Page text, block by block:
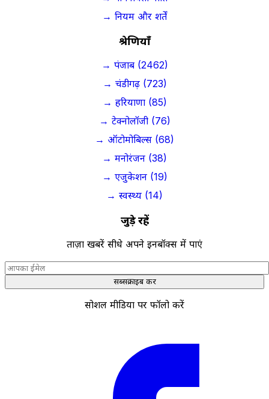
→ नियम और शर्तें
श्रेणियाँ
→ पंजाब (2462)
→ चंडीगढ़ (723)
→ हरियाणा (85)
→ टेक्नोलॉजी (76)
→ ऑटोमोबिल्स (68)
→ मनोरंजन (38)
→ एजुकेशन (19)
→ स्वस्थ्य (14)
जुड़े रहें
ताज़ा खबरें सीधे अपने इनबॉक्स में पाएं
सब्सक्राइब करें
सोशल मीडिया पर फॉलो करें